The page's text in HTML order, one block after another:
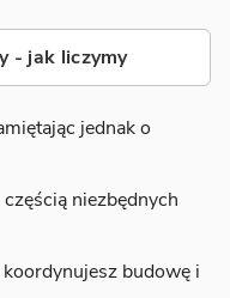
- jak liczymy
jednak o
niezbędnych
budowę i